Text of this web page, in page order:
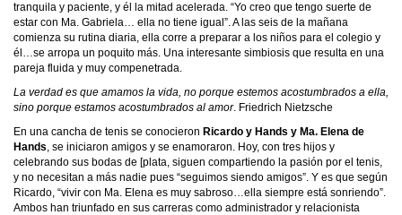
tranquila y paciente, y él la mitad acelerada. “Yo creo que tengo suerte de
estar con Ma. Gabriela… ella no tiene igual”. A las seis de la mañana
comienza su rutina diaria, ella corre a preparar a los niños para el colegio y
él…se arropa un poquito más. Una interesante simbiosis que resulta en una
pareja fluida y muy compenetrada.
La verdad es que amamos la vida, no porque estemos acostumbrados a ella,
sino porque estamos acostumbrados al amor. Friedrich Nietzsche
En una cancha de tenis se conocieron Ricardo y Hands y Ma. Elena de
Hands, se iniciaron amigos y se enamoraron. Hoy, con tres hijos y
celebrando sus bodas de [plata, siguen compartiendo la pasión por el tenis,
y no necesitan a más nadie pues “seguimos siendo amigos”. Y es que según
Ricardo, “vivir con Ma. Elena es muy sabroso…ella siempre está sonriendo”.
Ambos han triunfado en sus carreras como administrador y relacionista